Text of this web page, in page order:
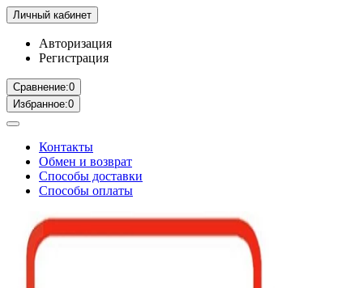
Личный кабинет
Авторизация
Регистрация
Сравнение:0
Избранное:0
Контакты
Обмен и возврат
Способы доставки
Способы оплаты